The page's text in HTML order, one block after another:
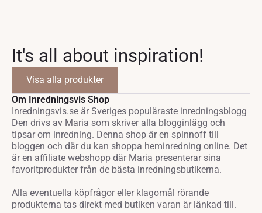
It's all about inspiration!
Visa alla produkter
Om Inredningsvis Shop
Inredningsvis.se är Sveriges populäraste inredningsblogg
Den drivs av Maria som skriver alla blogginlägg och
tipsar om inredning. Denna shop är en spinnoff till
bloggen och där du kan shoppa heminredning online. Det
är en affiliate webshopp där Maria presenterar sina
favoritprodukter från de bästa inredningsbutikerna.
Alla eventuella köpfrågor eller klagomål rörande
produkterna tas direkt med butiken varan är länkad till.